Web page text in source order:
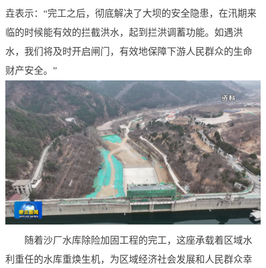
垚表示：“完工之后，彻底解决了大坝的安全隐患，在汛期来
临的时候能有效的拦截洪水，起到拦洪调蓄功能。如遇洪
水，我们将及时开启闸门，有效地保障下游人民群众的生命
财产安全。”
随着沙厂水库除险加固工程的完工，这座承载着区域水
利重任的水库重焕生机，为区域经济社会发展和人民群众幸